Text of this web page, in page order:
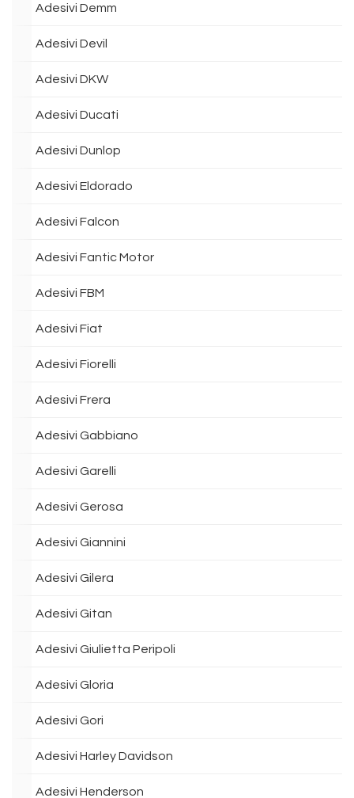
Adesivi Demm
Adesivi Devil
Adesivi DKW
Adesivi Ducati
Adesivi Dunlop
Adesivi Eldorado
Adesivi Falcon
Adesivi Fantic Motor
Adesivi FBM
Adesivi Fiat
Adesivi Fiorelli
Adesivi Frera
Adesivi Gabbiano
Adesivi Garelli
Adesivi Gerosa
Adesivi Giannini
Adesivi Gilera
Adesivi Gitan
Adesivi Giulietta Peripoli
Adesivi Gloria
Adesivi Gori
Adesivi Harley Davidson
Adesivi Henderson